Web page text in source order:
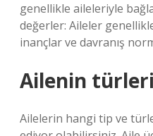
genellikle aileleriyle
değerler: Aileler
inançlar ve davranış
Ailenin
Ailelerin hangi tip ve